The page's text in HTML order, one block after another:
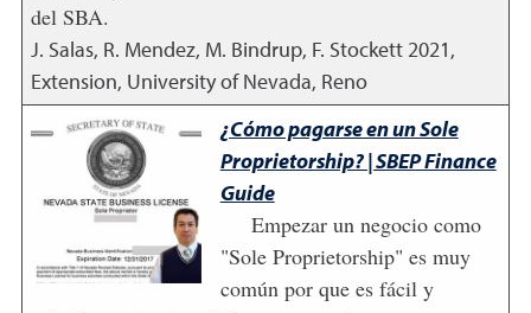
del SBA.
J. Salas, R. Mendez, M. Bindrup, F. Stockett2021,
Extension, University of Nevada, Reno
¿Cómo pagarse en un Sole
Proprietorship? | SBEP Finance
Guide
Empezar un negocio como
"Sole Proprietorship" es muy
común por que es fácil y